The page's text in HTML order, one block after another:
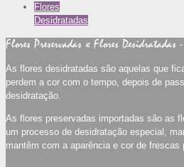
Flores
Desidratadas
Flores Preservadas x Flores Desidratadas
As flores desidratadas são aquelas que
perdem a cor com o tempo, depois de
desidratação.
As flores preservadas importadas são as
um processo de desidratação especial,
mantêm com a aparência e cor de frescas